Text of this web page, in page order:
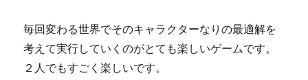
毎回変わる世界でそのキャラクターなりの最適解を
考えて実行していくのがとても楽しいゲームです。
２人でもすごく楽しいです。